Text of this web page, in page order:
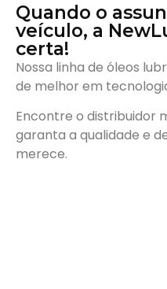
Quando o
veículo, a
certa!
Nossa linha de óleos
de melhor em
Encontre o distribuidor
garanta a qualidade e
merece.